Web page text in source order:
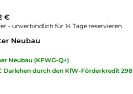
€
- unverbindlich für 14 Tage reservieren
Neubau
Neubau (KFWG-Q+)
Darlehen durch den KfW-Förderkredit 298